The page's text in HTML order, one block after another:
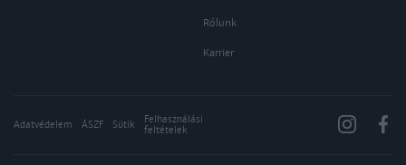
Rólunk
Karrier
Adatvédelem ÁSZF Sütik
Felhasználási
feltételek